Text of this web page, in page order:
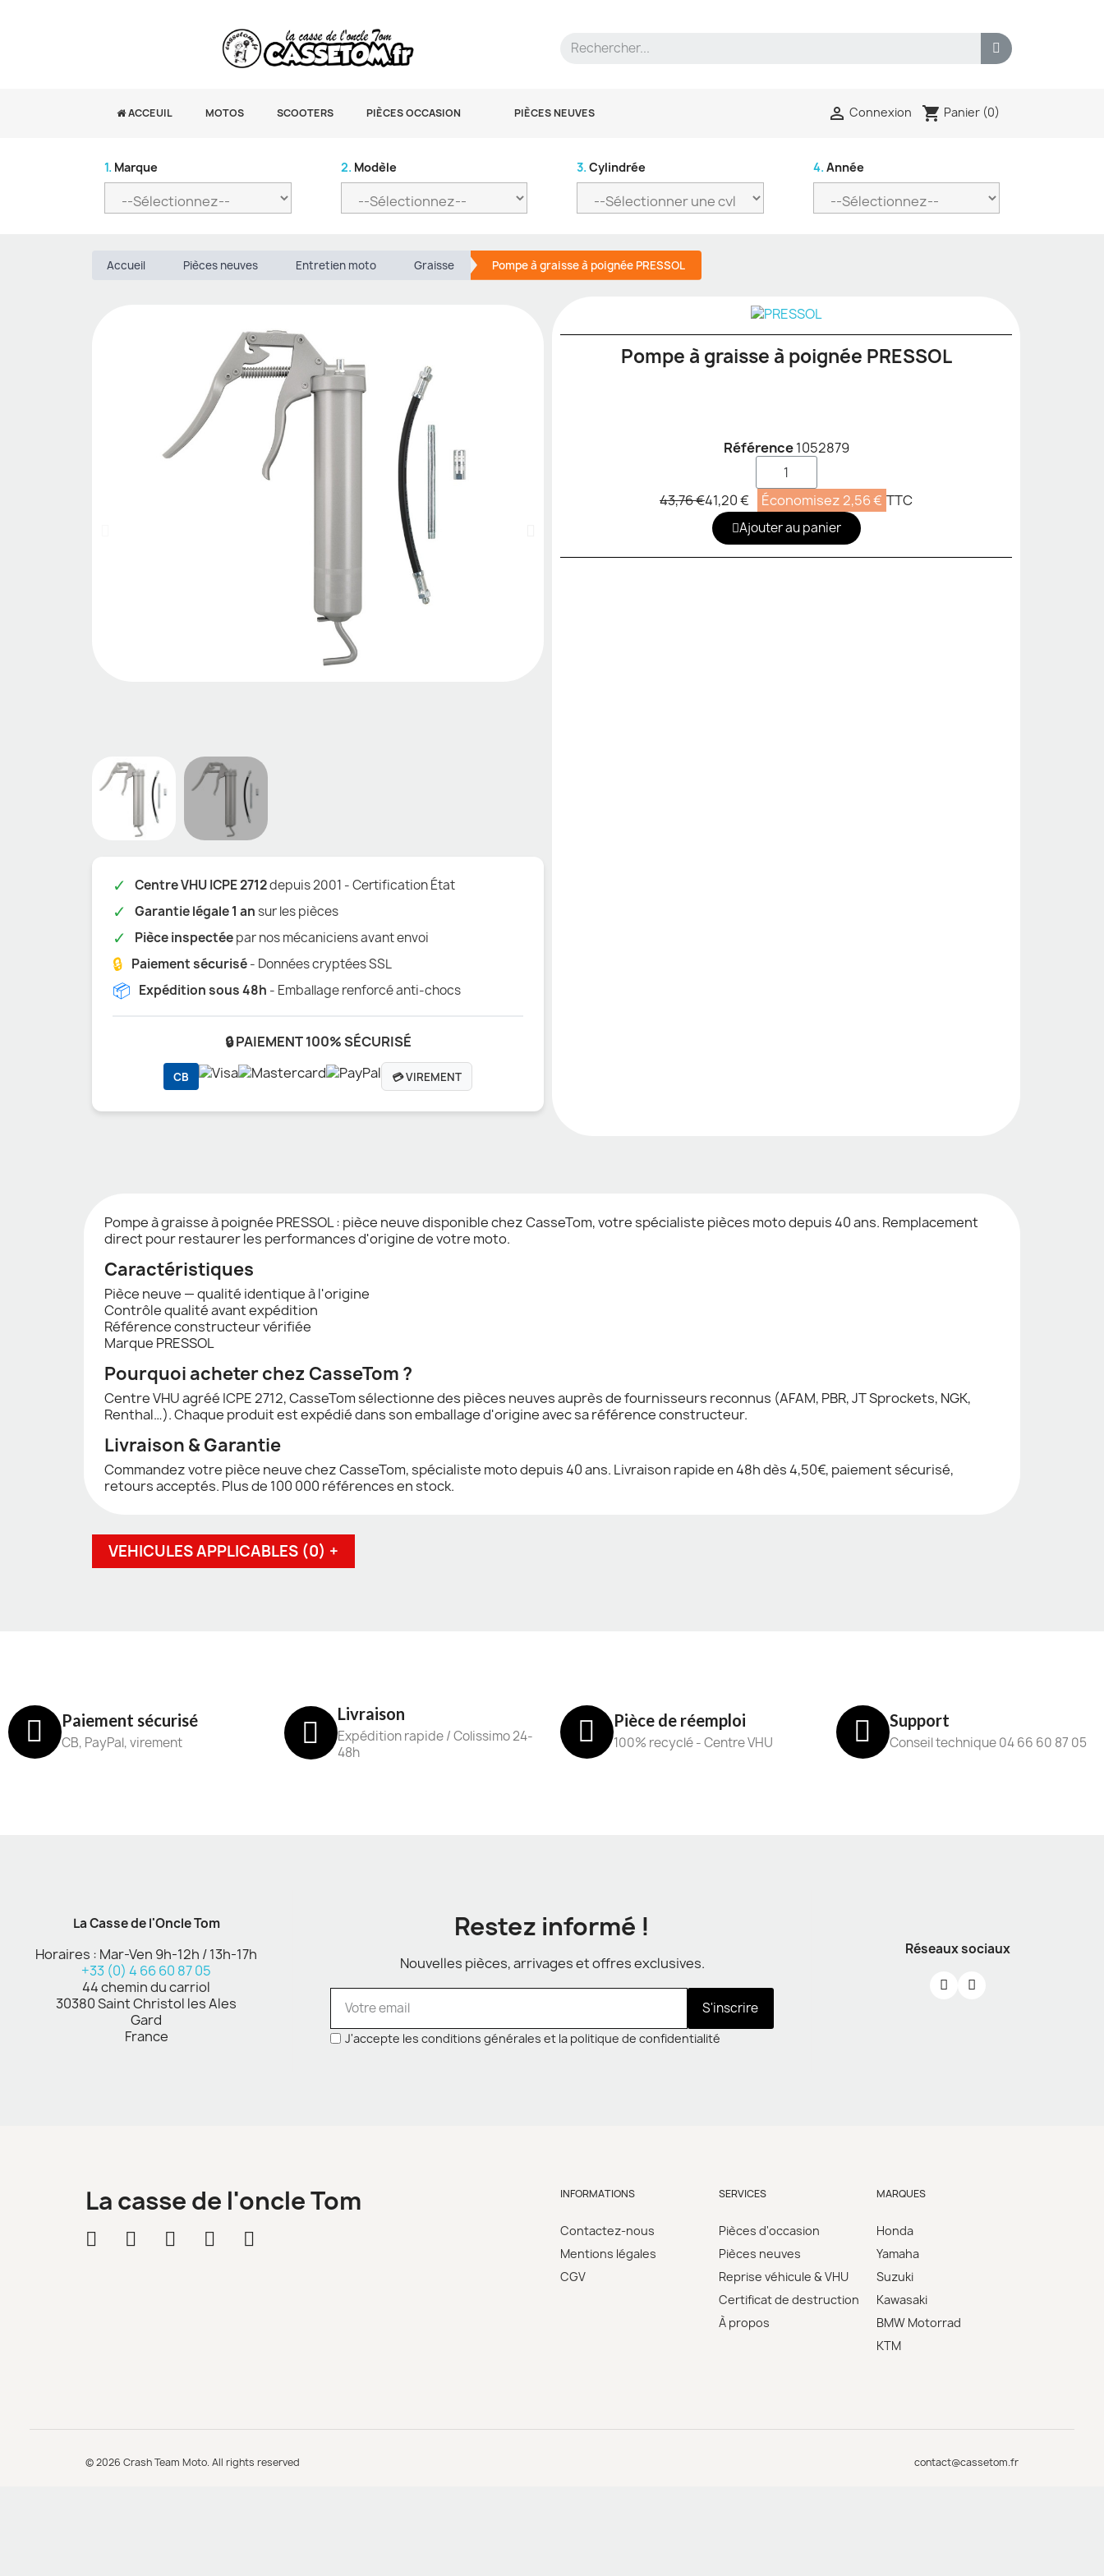
ACCEUIL MOTOS SCOOTERS PIÈCES OCCASION PIÈCES NEUVES  Connexion shopping_cart Panier (0)
1. Marque 2. Modèle 3. Cylindrée 4. Année
Accueil Pièces neuves Entretien moto Graisse Pompe à graisse à poignée PRESSOL
✓ Centre VHU ICPE 2712depuis 2001 - Certification État
✓ Garantie légale 1 ansur les pièces
✓ Pièce inspectéepar nos mécaniciens avant envoi
🔒 Paiement sécurisé- Données cryptées SSL
📦 Expédition sous 48h - Emballage renforcé anti-chocs
🔒 PAIEMENT 100% SÉCURISÉ
CB 💳 VIREMENT
Pompe à graisse à poignée PRESSOL
Référence 1052879
43,76 €41,20 € Économisez 2,56 € TTC
Ajouter au panier
Pompe à graisse à poignée PRESSOL : pièce neuve disponible chez CasseTom, votre spécialiste pièces moto depuis 40 ans. Remplacement
direct pour restaurer les performances d'origine de votre moto.
Caractéristiques
Pièce neuve — qualité identique à l'origine
Contrôle qualité avant expédition
Référence constructeur vérifiée
Marque PRESSOL
Pourquoi acheter chez CasseTom ?
Centre VHU agréé ICPE 2712, CasseTom sélectionne des pièces neuves auprès de fournisseurs reconnus (AFAM, PBR, JT Sprockets, NGK,
Renthal…). Chaque produit est expédié dans son emballage d'origine avec sa référence constructeur.
Livraison & Garantie
Commandez votre pièce neuve chez CasseTom, spécialiste moto depuis 40 ans. Livraison rapide en 48h dès 4,50€, paiement sécurisé,
retours acceptés. Plus de 100 000 références en stock.
VEHICULES APPLICABLES (0) +
Paiement sécurisé
CB, PayPal, virement
Livraison
Expédition rapide / Colissimo 24-
48h
Pièce de réemploi
100% recyclé - Centre VHU
Support
Conseil technique 04 66 60 87 05
La Casse de l'Oncle Tom
Horaires : Mar-Ven 9h-12h / 13h-17h
+33 (0) 4 66 60 87 05
44 chemin du carriol
30380 Saint Christol les Ales
Gard
France
Restez informé !
Nouvelles pièces, arrivages et offres exclusives.
S'inscrire
J'accepte les conditions générales et la politique de confidentialité
Réseaux sociaux
La casse de l'oncle Tom INFORMATIONS
Contactez-nous
Mentions légales
CGV
SERVICES
Pièces d'occasion
Pièces neuves
Reprise véhicule & VHU
Certificat de destruction
À propos
MARQUES
Honda
Yamaha
Suzuki
Kawasaki
BMW Motorrad
KTM
© 2026 Crash Team Moto. All rights reserved contact@cassetom.fr